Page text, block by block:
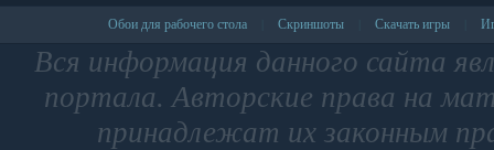
Обои для рабочего стола Скриншоты Скачать игры
Вся информация данного сайта
портала. Авторские права на
принадлежат их законным